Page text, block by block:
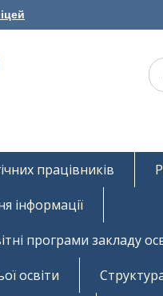
працівників
інформації
програми закладу
освіти